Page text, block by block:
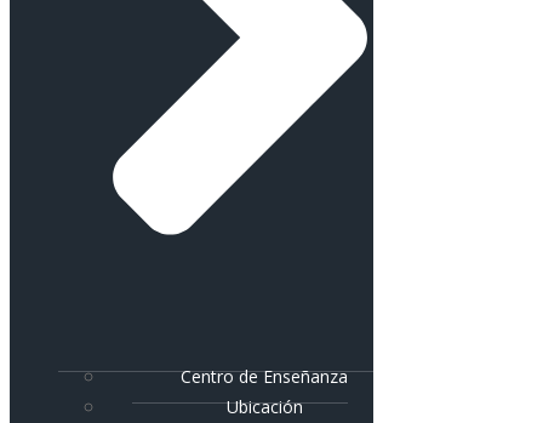
Centro de Enseñanza
Ubicación